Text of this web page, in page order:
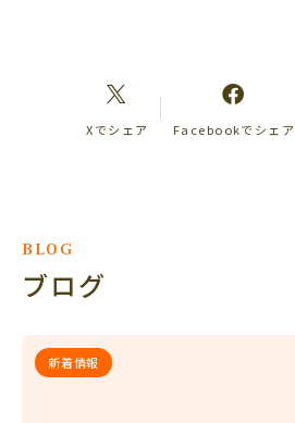
Xでシェア Facebookでシェア
BLOG
ブログ
新着情報